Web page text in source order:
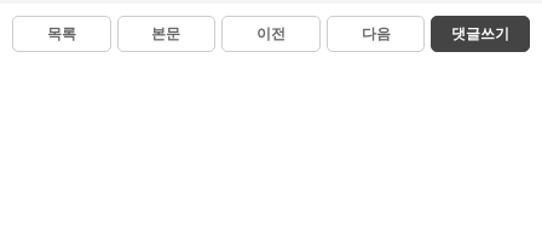
목록 본문 이전 다음 댓글쓰기